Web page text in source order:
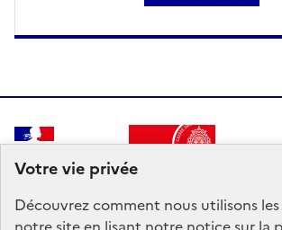
Votre vie privée
Découvrez comment nous utilisons les
FRANÇAISE